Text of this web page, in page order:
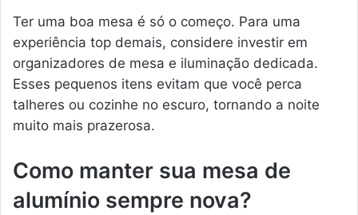
Ter uma boa mesa é só o começo. Para uma
experiência top demais, considere investir em
organizadores de mesa e iluminação dedicada.
Esses pequenos itens evitam que você perca
talheres ou cozinhe no escuro, tornando a noite
muito mais prazerosa.
Como manter sua mesa de
alumínio sempre nova?